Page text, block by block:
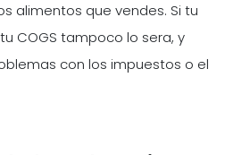
alimentos que vendes. Si tu
COGS tampoco lo sera, y
con los impuestos o el